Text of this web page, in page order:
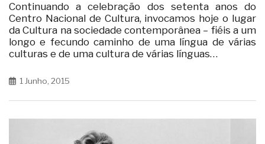
Continuando a celebração dos setenta anos do
Centro Nacional de Cultura, invocamos hoje o lugar
da Cultura na sociedade contemporânea – fiéis a um
longo e fecundo caminho de uma língua de várias
culturas e de uma cultura de várias línguas…
1 Junho, 2015